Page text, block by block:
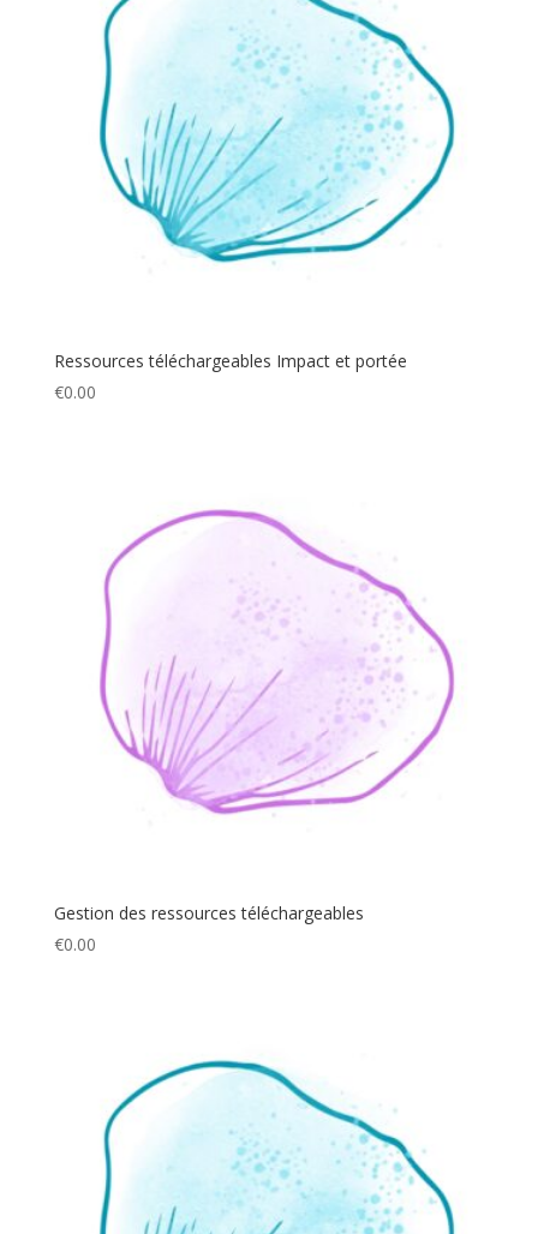
Ressources téléchargeables Impact et portée
€0.00
Gestion des ressources téléchargeables
€0.00